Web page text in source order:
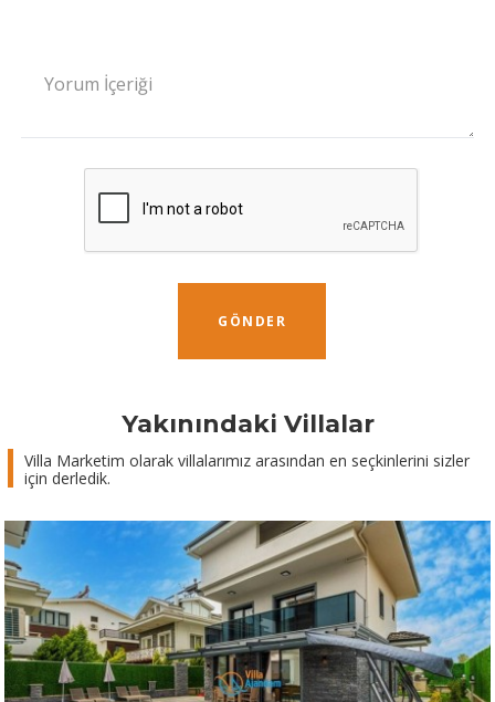
Yorum İçeriği
GÖNDER
Yakınındaki Villalar
Villa Marketim olarak villalarımız arasından en seçkinlerini sizler
için derledik.